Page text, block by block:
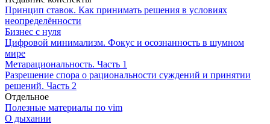
Принцип ставок. Как принимать решения в условиях
неопределённости
Бизнес с нуля
Цифровой минимализм. Фокус и осознанность в шумном
мире
Метарациональность. Часть 1
Разрешение спора о рациональности суждений и принятии
решений. Часть 2
Отдельное
Полезные материалы по vim
О дыхании